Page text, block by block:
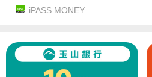
iPASS MONEY